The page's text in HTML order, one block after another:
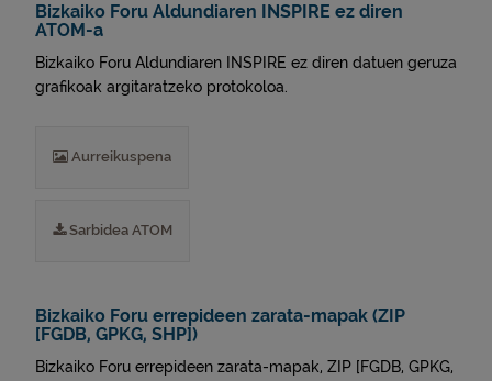
Bizkaiko Foru Aldundiaren INSPIRE ez diren
ATOM-a
Bizkaiko Foru Aldundiaren INSPIRE ez diren datuen geruza
grafikoak argitaratzeko protokoloa.
Aurreikuspena
Sarbidea ATOM
Bizkaiko Foru errepideen zarata-mapak (ZIP
[FGDB, GPKG, SHP])
Bizkaiko Foru errepideen zarata-mapak, ZIP [FGDB, GPKG,